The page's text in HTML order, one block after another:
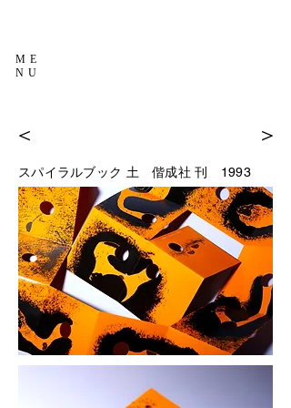
ME
NU
＜ ＞
スパイラルブック 土偕成社 刊 1993